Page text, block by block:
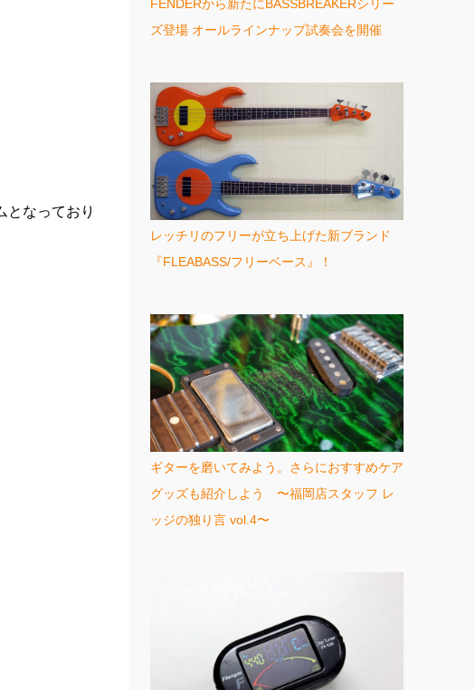
となっており
FENDERから新たにBASSBREAKERシリー
ズ登場 オールラインナップ試奏会を開催
レッチリのフリーが立ち上げた新ブランド
『FLEABASS/フリーベース』！
ギターを磨いてみよう。さらにおすすめケア
グッズも紹介しよう 〜福岡店スタッフ レ
ッジの独り言 vol.4〜